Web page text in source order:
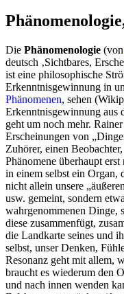
Die Phänomenologie (von
deutsch ‚Sichtbares,
ist eine philosophische
Erkenntnisgewinnung in
Phänomenen, sehen
Erkenntnisgewinnung aus
geht um noch mehr.
Erscheinungen von
Zuhörer, einen
Phänomene überhaupt
in einem selbst ein
nicht allein unsere
usw. gemeint, sondern
wahrgenommenen Dinge,
diese zusammenfügt,
die Landkarte seines und
selbst, unser Denken,
Resonanz geht mit allem,
braucht es wiederum den
und nach innen wenden